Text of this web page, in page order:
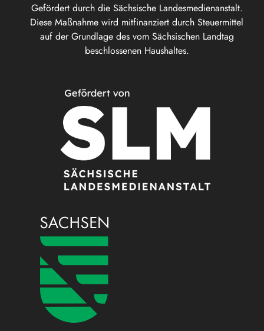
Gefördert durch die Sächsische Landesmedienanstalt.
Diese Maßnahme wird mitfinanziert durch Steuermittel
auf der Grundlage des vom Sächsischen Landtag
beschlossenen Haushaltes.